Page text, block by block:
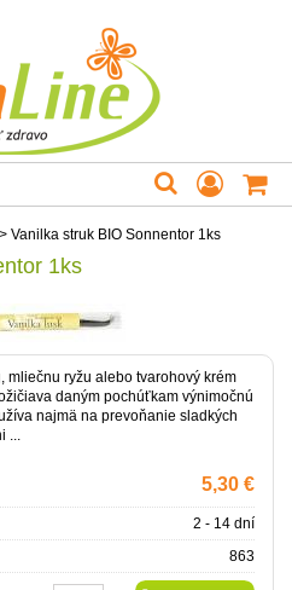
Vanilka struk BIO Sonnentor 1ks
1ks
mliečnu ryžu alebo tvarohový krém
daným pochúťkam výnimočnú
najmä na prevoňanie sladkých
...
5,30 €
2 - 14 dní
863